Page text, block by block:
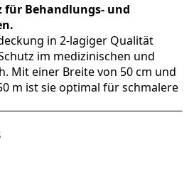
für Behandlungs- und
in 2-lagiger Qualität
im medizinischen und
Mit einer Breite von 50 cm und
m ist sie optimal für schmalere